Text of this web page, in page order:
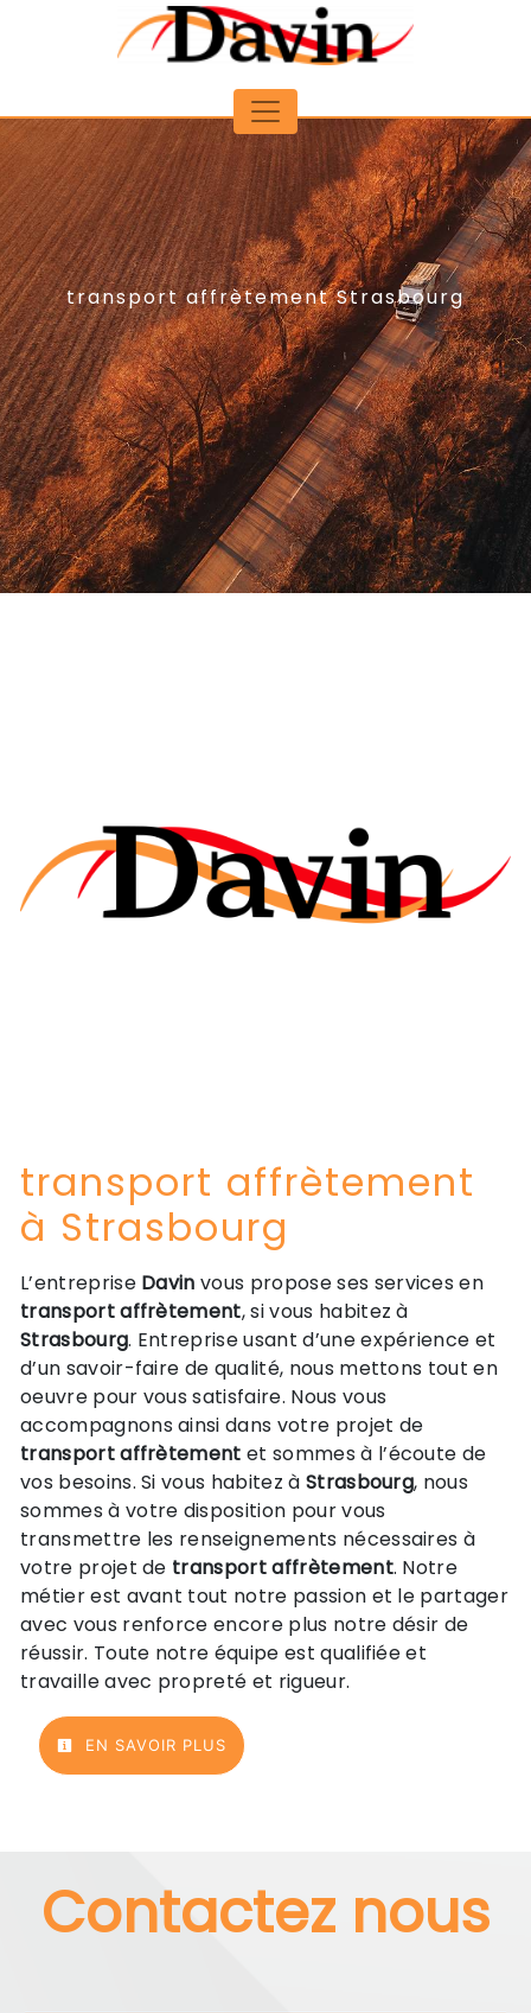
Panneau de gestion des cookies
transport affrètement Strasbourg
transport affrètement
à Strasbourg
L’entreprise Davin vous propose ses services en
transport affrètement, si vous habitez à
Strasbourg. Entreprise usant d’une expérience et
d’un savoir-faire de qualité, nous mettons tout en
oeuvre pour vous satisfaire. Nous vous
accompagnons ainsi dans votre projet de
transport affrètement et sommes à l’écoute de
vos besoins. Si vous habitez à Strasbourg, nous
sommes à votre disposition pour vous
transmettre les renseignements nécessaires à
votre projet de transport affrètement. Notre
métier est avant tout notre passion et le partager
avec vous renforce encore plus notre désir de
réussir. Toute notre équipe est qualifiée et
travaille avec propreté et rigueur.
EN SAVOIR PLUS
Contactez nous